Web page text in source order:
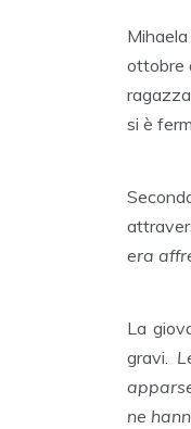
ottobre
si è
era
La
gravi.
ne